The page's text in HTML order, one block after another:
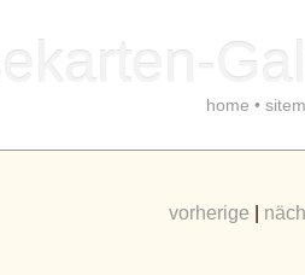
home •
vorherige